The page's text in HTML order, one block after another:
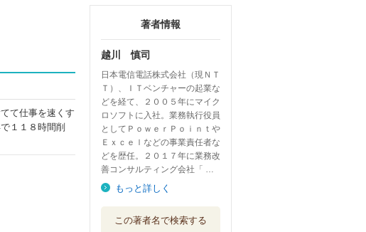
て仕事を速くす
１１８時間削
著者情報
越川 慎司
日本電信電話株式会社（現ＮＴ
Ｔ）、ＩＴベンチャーの起業な
どを経て、２００５年にマイク
ロソフトに入社。業務執行役員
としてＰｏｗｅｒＰｏｉｎｔや
Ｅｘｃｅｌなどの事業責任者な
どを歴任。２０１７年に業務改
善コンサルティング会社「 …
もっと詳しく
この著者名で検索する
た仕事ができる...